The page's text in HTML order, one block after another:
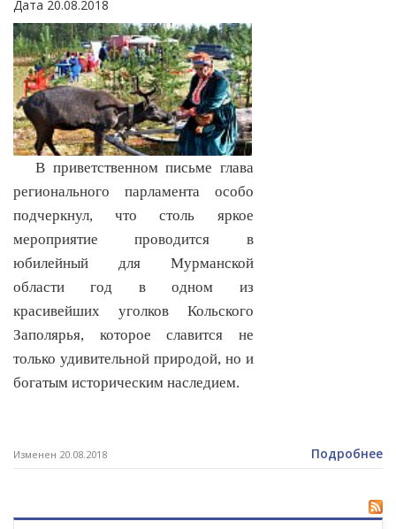
Дата 20.08.2018
В приветственном письме глава
регионального парламента особо
подчеркнул, что столь яркое
мероприятие проводится в
юбилейный для Мурманской
области год в одном из
красивейших уголков Кольского
Заполярья, которое славится не
только удивительной природой, но и
богатым историческим наследием.
Изменен 20.08.2018 Подробнее